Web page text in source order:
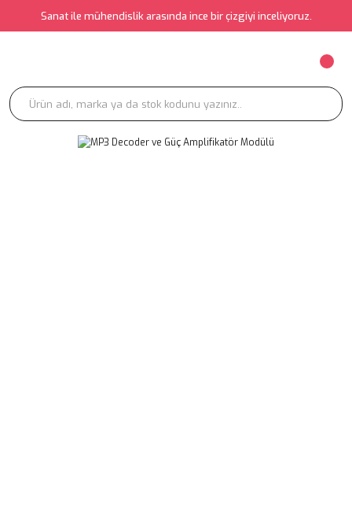
Sanat ile mühendislik arasında ince bir çizgiyi inceliyoruz.